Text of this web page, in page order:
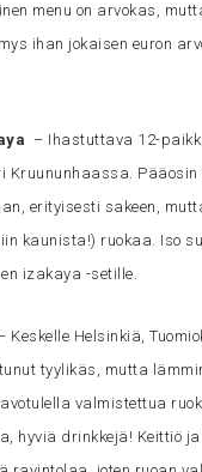
menu on arvokas,
ihan jokaisen euron
– Ihastuttava 12-
Kruununhaassa.
erityisesti sakeen,
kaunista!) ruokaa. Iso
izakaya -setille.
Keskelle Helsinkiä,
tyylikäs, mutta
valmistettua
hyviä drinkkejä! Keittiö